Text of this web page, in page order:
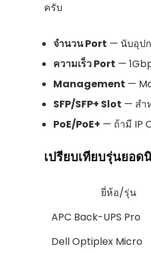
ครับ
จำนวน Port — นับอุป
ความเร็ว Port —
Management —
SFP/SFP+ Slot — สำ
PoE/PoE+ — ถ้ามี IP
เปรียบเทียบรุ่นยอด
ยี่ห้อ/รุ่น
APC Back-UPS Pro
Dell Optiplex Micro